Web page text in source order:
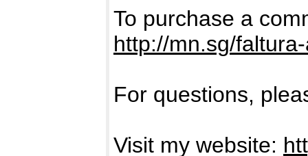
To purchase a
http://mn.sg/
For questions,
Visit my website: